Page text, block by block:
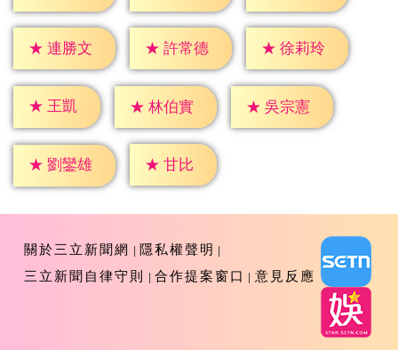
★ 連勝文 ★ 許常德 ★ 徐莉玲
★ 王凱 ★ 林伯實 ★ 吳宗憲
★ 劉鑾雄 ★ 甘比
關於三立新聞網
隱私權聲明
三立新聞自律守則
合作提案窗口 意見反應